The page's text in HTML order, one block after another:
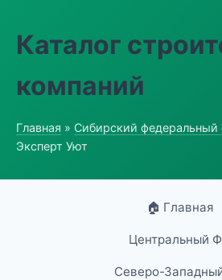
Каталог
компаний
Главная » Сибирский федеральный
Эксперт Уют
🏠 Главная
Центральный
Северо-